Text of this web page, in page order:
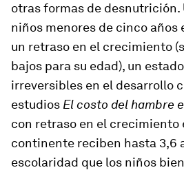
otras formas de desnutrición.
niños menores de cinco años
un retraso en el crecimiento
bajos para su edad), un
irreversibles en el desarrollo
estudios El costo del hambre
con retraso en el crecimiento
continente reciben hasta 3,6
escolaridad que los niños